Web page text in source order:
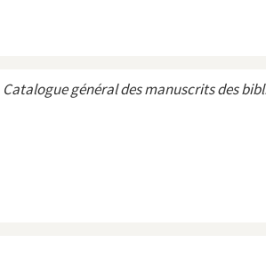
Catalogue général des manuscrits des